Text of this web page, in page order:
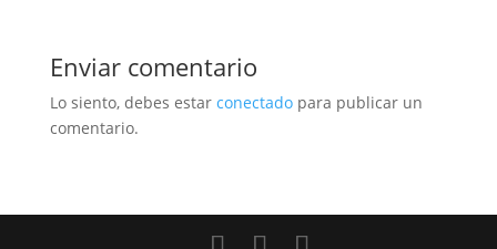
Enviar comentario
Lo siento, debes estar conectadopara publicar un
comentario.